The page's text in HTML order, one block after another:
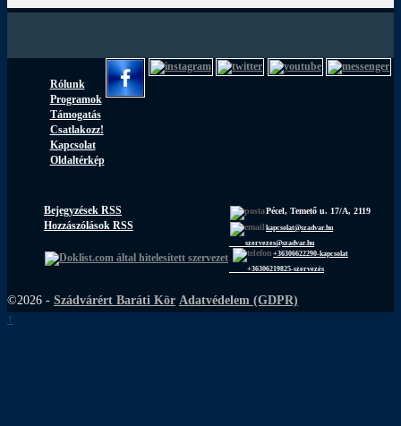
Rólunk
Programok
Támogatás
Csatlakozz!
Kapcsolat
Oldaltérkép
Bejegyzések RSS
Hozzászólások RSS
Pécel, Temető u. 17/A, 2119
kapcsolat@szadvar.hu
szervezes@szadvar.hu
+36306622290-kapcsolat
+36306219825-szervezés
©2026 - Szádvárért Baráti Kör Adatvédelem (GDPR)
↑